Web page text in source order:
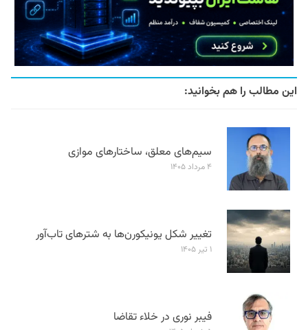
این مطالب را هم بخوانید:
سیم‌های معلق، ساختارهای موازی
۴ مرداد ۱۴۰۵
تغییر شکل یونیکورن‌ها به شترهای تاب‌آور
۱ تیر ۱۴۰۵
فیبر نوری در خلاء تقاضا